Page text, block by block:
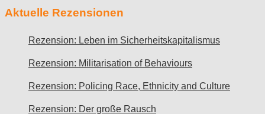
Aktuelle Rezensionen
Rezension: Leben im Sicherheitskapitalismus
Rezension: Militarisation of Behaviours
Rezension: Policing Race, Ethnicity and Culture
Rezension: Der große Rausch